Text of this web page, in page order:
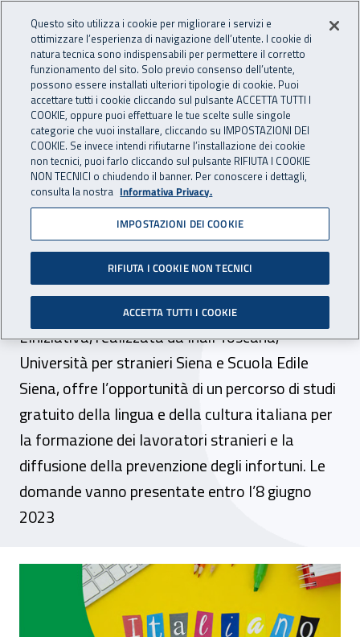
INAIL - Istituto Nazionale
Apri cerca
Navigazione principale
Navigazione - Ti trovi in:
Home Inail comunica News
29 maggio 2023
Siena, al via le attività
formative del progetto
"Edifichiamo Cittadinanza"
L’iniziativa, realizzata da Inail Toscana,
Università per stranieri Siena e Scuola Edile
Siena, offre l’opportunità di un percorso di studi
gratuito della lingua e della cultura italiana per
la formazione dei lavoratori stranieri e la
diffusione della prevenzione degli infortuni. Le
domande vanno presentate entro l’8 giugno
2023
Siena, al via le attività formative del
Questo sito utilizza i cookie per migliorare i servizi e
ottimizzare l’esperienza di navigazione dell’utente. I cookie di
natura tecnica sono indispensabili per permettere il corretto
funzionamento del sito. Solo previo consenso dell’utente,
possono essere installati ulteriori tipologie di cookie. Puoi
accettare tutti i cookie cliccando sul pulsante ACCETTA TUTTI I
COOKIE, oppure puoi effettuare le tue scelte sulle singole
categorie che vuoi installare, cliccando su IMPOSTAZIONI DEI
COOKIE. Se invece intendi rifiutarne l’installazione dei cookie
non tecnici, puoi farlo cliccando sul pulsante RIFIUTA I COOKIE
NON TECNICI o chiudendo il banner. Per conoscere i dettagli,
consulta la nostra Informativa Privacy.
IMPOSTAZIONI DEI COOKIE
RIFIUTA I COOKIE NON TECNICI
ACCETTA TUTTI I COOKIE